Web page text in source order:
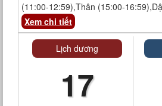
(11:00-12:59),Thân (15:00-
Xem chi tiết
Lịch dương
17